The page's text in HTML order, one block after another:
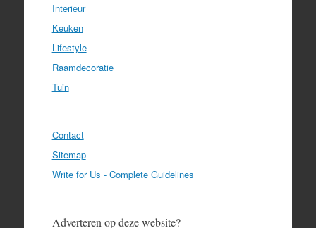
Interieur
Keuken
Lifestyle
Raamdecoratie
Tuin
Contact
Sitemap
Write for Us - Complete Guidelines
Adverteren op deze website?